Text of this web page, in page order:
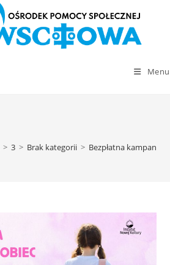
Menu
> 3 > Brak kategorii > Bezpłatna kampania